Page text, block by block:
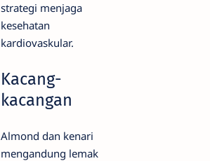
strategi menjaga
kesehatan
kardiovaskular.
Kacang-
kacangan
Almond dan kenari
mengandung lemak